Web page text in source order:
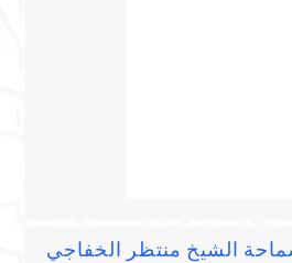
الشيخ منتظر الخفاجي